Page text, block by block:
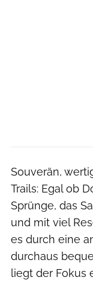
Souverän,
Trails: Egal ob
Sprünge, das
und mit viel
es durch eine
durchaus
liegt der Fokus